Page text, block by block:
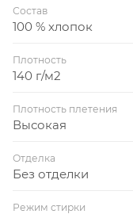
Состав
100 % хлопок
Плотность
140 г/м2
Плотность плетения
Высокая
Отделка
Без отделки
Режим стирки